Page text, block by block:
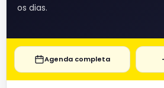
os dias.
Agenda completa